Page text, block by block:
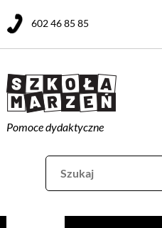
Pomoce dydaktyczne
602 46 85 85